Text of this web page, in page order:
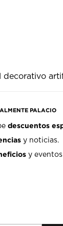
decorativo
PALACIO
descuentos
y noticias.
y